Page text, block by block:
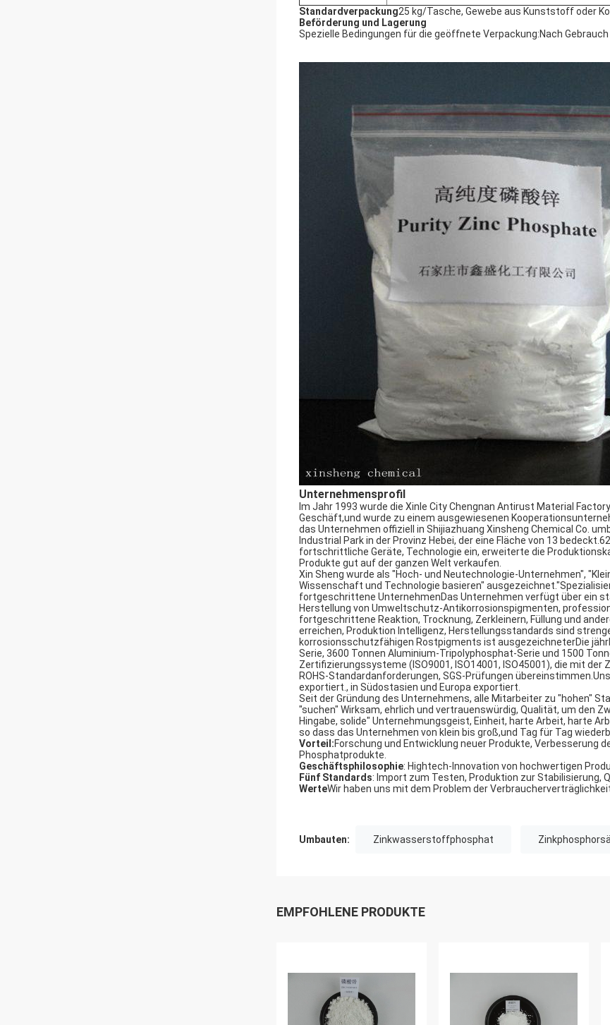
Standardverpackung25 kg/Tasche, Gewebe aus Kunststoff oder
Beförderung und Lagerung
Spezielle Bedingungen für die geöffnete Verpackung:Nach
Unternehmensprofil
Im Jahr 1993 wurde die Xinle City Chengnan Antirust Material
Geschäft,und wurde zu einem ausgewiesenen
das Unternehmen offiziell in Shijiazhuang Xinsheng Chemical Co.
Industrial Park in der Provinz Hebei, der eine Fläche von 13
fortschrittliche Geräte, Technologie ein, erweiterte die
Produkte gut auf der ganzen Welt verkaufen.
Xin Sheng wurde als "Hoch- und Neutechnologie-Unternehmen",
Wissenschaft und Technologie basieren"
fortgeschrittene UnternehmenDas Unternehmen verfügt über ein
Herstellung von Umweltschutz-Antikorrosionspigmenten,
fortgeschrittene Reaktion, Trocknung, Zerkleinern, Füllung und
erreichen, Produktion Intelligenz, Herstellungsstandards sind
korrosionsschutzfähigen Rostpigments ist ausgezeichneterDie
Serie, 3600 Tonnen Aluminium-Tripolyphosphat-Serie und 1500
Zertifizierungssysteme (ISO9001, ISO14001, ISO45001), die mit der
ROHS-Standardanforderungen, SGS-Prüfungen
exportiert., in Südostasien und Europa exportiert.
Seit der Gründung des Unternehmens, alle Mitarbeiter zu "hohen"
"suchen" Wirksam, ehrlich und vertrauenswürdig, Qualität, um den
Hingabe, solide" Unternehmungsgeist, Einheit, harte Arbeit, harte
so dass das Unternehmen von klein bis groß,und Tag für Tag
Vorteil:Forschung und Entwicklung neuer Produkte, Verbesserung
Phosphatprodukte.
Geschäftsphilosophie: Hightech-Innovation von hochwertigen
Fünf Standards: Import zum Testen, Produktion zur Stabilisierung,
WerteWir haben uns mit dem Problem der
Umbauten: Zinkwasserstoffphosphat
EMPFOHLENE PRODUKTE